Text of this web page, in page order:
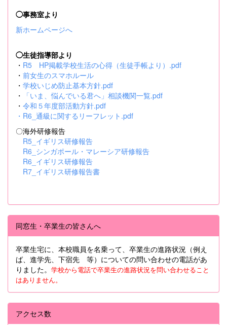
◯事務室より
新ホームページへ
◯生徒指導部より
・ R5 HP掲載学校生活の心得（生徒手帳より）.pdf
・ 前女生のスマホルール
・ 学校いじめ防止基本方針.pdf
・
「いま、悩んでいる君へ」相談機関一覧.pdf
・ 令和５年度部活動方針.pdf
・ R6_通級に関するリーフレット.pdf
〇海外研修報告
R5_イギリス研修報告
R6_シンガポール・マレーシア研修報告
R6_イギリス研修報告
R7_イギリス研修報告書
同窓生・卒業生の皆さんへ
卒業生宅に、本校職員を名乗って、卒業生の進路状況（例え
ば、進学先、下宿先 等）についての問い合わせの電話があ
りました。 学校から電話で卒業生の進路状況を問い合わせること
はありません。
アクセス数